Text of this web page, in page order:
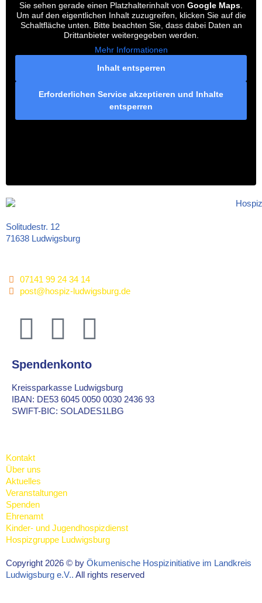
Sie sehen gerade einen Platzhalterinhalt von Google Maps
Um auf den eigentlichen Inhalt zuzugreifen, klicken Sie auf die
Schaltfläche unten. Bitte beachten Sie, dass dabei Daten an
Drittanbieter weitergegeben werden.
Mehr Informationen
Inhalt entsperren
Erforderlichen Service akzeptieren und Inhalte
entsperren
Solitudestr. 12
71638 Ludwigsburg
07141 99 24 34 14
post@hospiz-ludwigsburg.de
Spendenkonto
Kreissparkasse Ludwigsburg
IBAN: DE53 6045 0050 0030 2436 93
SWIFT-BIC: SOLADES1LBG
Kontakt
Über uns
Aktuelles
Veranstaltungen
Spenden
Ehrenamt
Kinder- und Jugendhospizdienst
Hospizgruppe Ludwigsburg
Copyright 2026 © by Ökumenische Hospizinitiative im Landkreis
Ludwigsburg e.V.. All rights reserved